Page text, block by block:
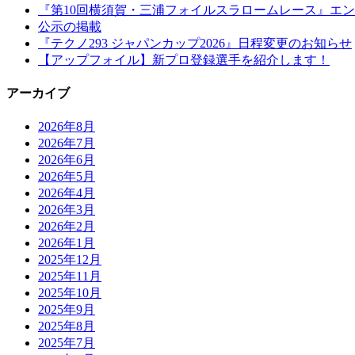
『第10回横須賀・三浦フォイルスラロームレース』エ
公示の掲載
『テクノ293 ジャパンカップ2026』日程変更のお知らせ
【アップフォイル】新プロ登録選手を紹介します！
アーカイブ
2026年8月
2026年7月
2026年6月
2026年5月
2026年4月
2026年3月
2026年2月
2026年1月
2025年12月
2025年11月
2025年10月
2025年9月
2025年8月
2025年7月